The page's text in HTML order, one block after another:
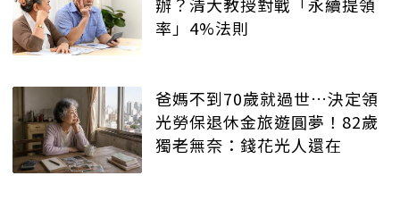
率」4%法則
爸媽不到70歲就過世…決定領
光勞保退休金旅遊圓夢！82歲
獨老無奈：錢花光人還在